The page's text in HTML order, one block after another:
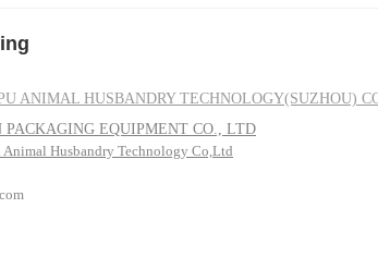
ANIMAL HUSBANDRY TECHNOLOGY(SUZHOU)
EQUIPMENT CO., LTD
Animal Husbandry Technology Co,Ltd